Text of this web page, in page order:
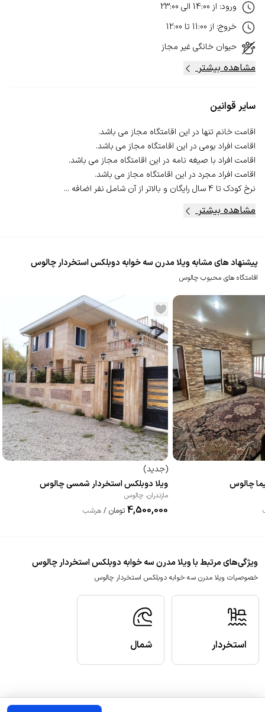
ورود: از 14:00 الی 23:00
خروج: از 11:00 تا 12:00
حیوان خانگیغیر مجاز
مشاهده بیشتر
سایر قوانین
نرخ کودک تا 4 سال رایگان و بالاتر از آن شامل نفر اضافه ...
مشاهده بیشتر
پیشنهاد های مشابه ویلا مدرن سه خوابه دوبلکس استخردار چالوس
اقامتگاه های محبوب چالوس
چالوس
(جدید)
ویلا دوبلکس استخردار شمسی چالوس
مازندران، چالوس
4,500,000 تومان / هرشب
ویژگی‌های مرتبط با ویلا مدرن سه خوابه دوبلکس استخردار چالوس
خصوصیات ویلا مدرن سه خوابه دوبلکس استخردار چالوس
استخردار شمال